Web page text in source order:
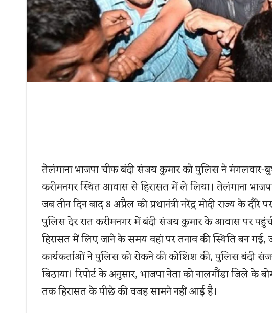
तेलंगाना भाजपा चीफ बंदी संजय कुमार को पुलिस ने
करीमनगर स्थित आवास से हिरासत में ले लिया। तेलंगाना
जब तीन दिन बाद 8 अप्रैल को प्रधानंत्री नरेंद्र मोदी राज्य के
पुलिस देर रात करीमनगर में बंदी संजय कुमार के आवास पर
हिरासत में लिए जाने के समय वहां पर तनाव की स्थिति बन गई,
कार्यकर्ताओं ने पुलिस को रोकने की कोशिश की, पुलिस बंदी
बिठाया। रिपोर्ट के अनुसार, भाजपा नेता को नालगौंडा जिले के
तक हिरासत के पीछे की वजह सामने नहीं आई है।